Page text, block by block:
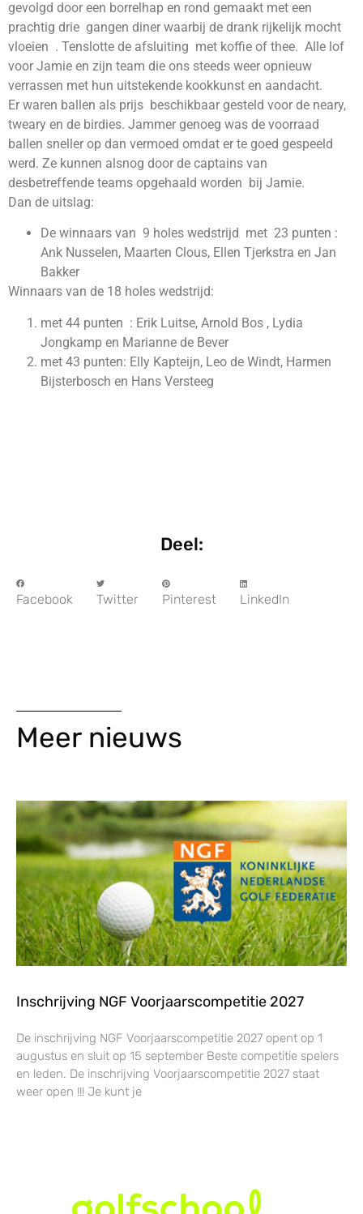
gevolgd door een borrelhap en rond gemaakt met een
prachtig drie gangen diner waarbij de drank rijkelijk mocht
vloeien . Tenslotte de afsluiting met koffie of thee. Alle lof
voor Jamie en zijn team die ons steeds weer opnieuw
verrassen met hun uitstekende kookkunst en aandacht.
Er waren ballen als prijs beschikbaar gesteld voor de neary,
tweary en de birdies. Jammer genoeg was de voorraad
ballen sneller op dan vermoed omdat er te goed gespeeld
werd. Ze kunnen alsnog door de captains van
desbetreffende teams opgehaald worden bij Jamie.
Dan de uitslag:
De winnaars van 9 holes wedstrijd met 23 punten :
Ank Nusselen, Maarten Clous, Ellen Tjerkstra en Jan
Bakker
Winnaars van de 18 holes wedstrijd:
met 44 punten : Erik Luitse, Arnold Bos , Lydia
Jongkamp en Marianne de Bever
met 43 punten: Elly Kapteijn, Leo de Windt, Harmen
Bijsterbosch en Hans Versteeg
Deel:
Facebook Twitter Pinterest LinkedIn
Meer nieuws
Inschrijving NGF Voorjaarscompetitie 2027
De inschrijving NGF Voorjaarscompetitie 2027 opent op 1
augustus en sluit op 15 september Beste competitie spelers
en leden. De inschrijving Voorjaarscompetitie 2027 staat
weer open !!! Je kunt je